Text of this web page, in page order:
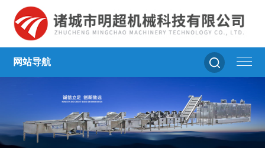
网站导航